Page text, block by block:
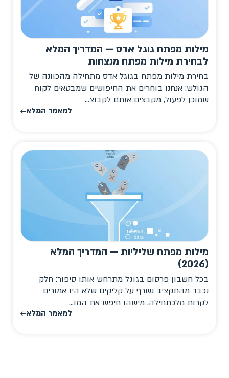
מילות מפתח גוגל אדס — המדריך המלא
לבחירת מילות מפתח מנצחות
בחירת מילות מפתח בגוגל אדס מתחילה מהכוונה של
הגולש: אנחנו בוחרים את החיפושים שמבטאים לקוח
שמוכן לפעול, מקבצים אותם לקבוצ...
למאמר המלא
מילות מפתח שליליות — המדריך המלא
(2026)
בכל חשבון פרסום בגוגל מתרחש אותו סיפור: חלק
נכבד מהתקציב נשרף על קליקים שלא היו אמורים
לקרות מלכתחילה. מישהו חיפש את המו...
למאמר המלא